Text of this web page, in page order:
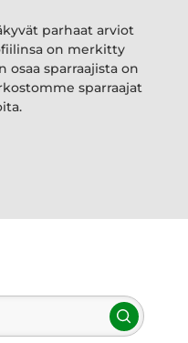
parhaat arviot
on merkitty
osaa sparraajista on
sparraajat
Hae